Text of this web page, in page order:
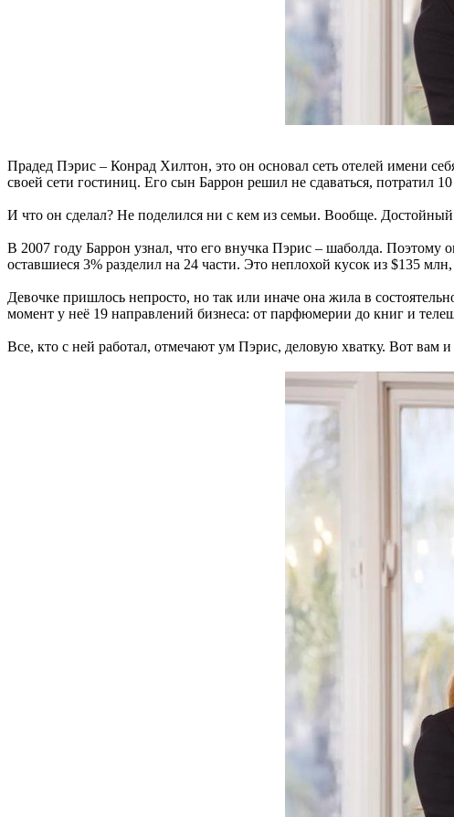
Прадед Пэрис – Конрад Хилтон, это он основал сеть отелей имени
своей сети гостиниц. Его сын Баррон решил не сдаваться, потратил
И что он сделал? Не поделился ни с кем из семьи. Вообще.
В 2007 году Баррон узнал, что его внучка Пэрис – шаболда. Поэтому
оставшиеся 3% разделил на 24 части. Это неплохой кусок из $135
Девочке пришлось непросто, но так или иначе она жила в
момент у неё 19 направлений бизнеса: от парфюмерии до книг и
Все, кто с ней работал, отмечают ум Пэрис, деловую хватку. Вот вам